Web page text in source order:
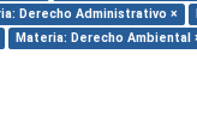
Derecho Administrativo ×
Materia: Derecho Ambiental